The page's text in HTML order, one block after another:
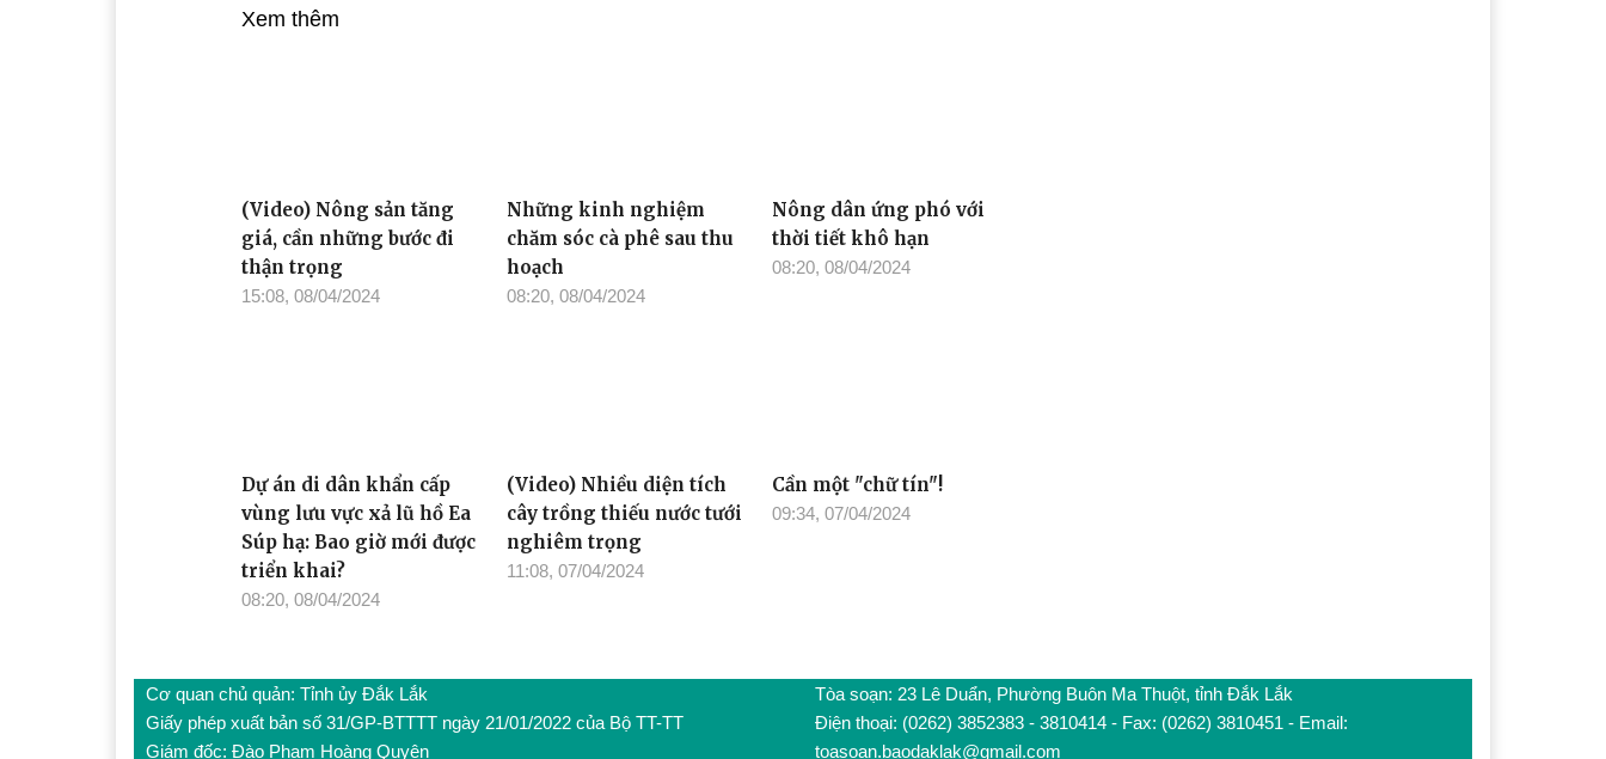
Ý kiến bạn đọc
Xem thêm
(Video) Nông sản tăng
giá, cần những bước đi
Những kinh nghiệm
Nông dân ứng phó với
thời tiết khô hạn